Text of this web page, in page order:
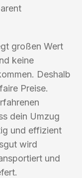
großen Wert
keine
Deshalb
Preise.
dein Umzug
und effizient
wird
und